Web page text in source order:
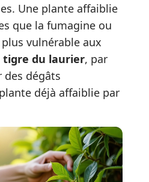
Une plante affaiblie
que la fumagine ou
vulnérable aux
tigre du laurier, par
des dégâts
déjà affaiblie par